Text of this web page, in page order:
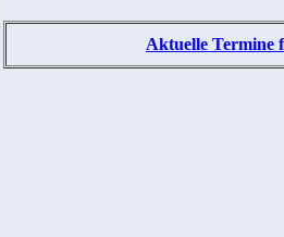
Aktuelle Termine